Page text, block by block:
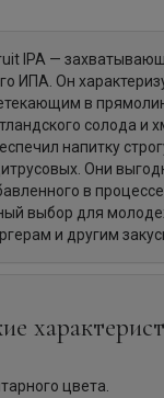
IPA —
ИПА. Он
в
солода и
напитку
Они
в
выбор для
и другим
цвета.